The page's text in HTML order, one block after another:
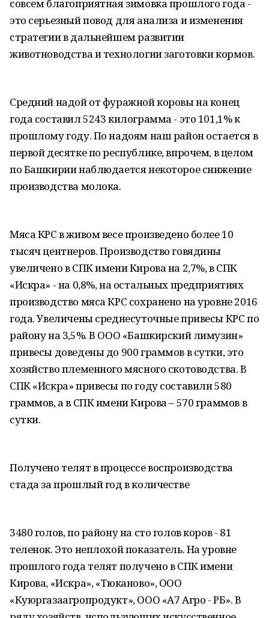
совсем благоприятная зимовка прошлого года -
это серьезный повод для анализа и изменения
стратегии в дальнейшем развитии
животноводства и технологии заготовки кормов.
Средний надой от фуражной коровы на конец
года составил 5243 килограмма - это 101,1% к
прошлому году. По надоям наш район остается в
первой десятке по республике, впрочем, в целом
по Башкирии наблюдается некоторое снижение
производства молока.
Мяса КРС в живом весе произведено более 10
тысяч центнеров. Производство говядины
увеличено в СПК имени Кирова на 2,7%, в СПК
«Искра» - на 0,8%, на остальных предприятиях
производство мяса КРС сохранено на уровне 2016
года. Увеличены среднесуточные привесы КРС по
району на 3,5%. В ООО «Башкирский лимузин»
привесы доведены до 900 граммов в сутки, это
хозяйство племенного мясного скотоводства. В
СПК «Искра» привесы по году составили 580
граммов, а в СПК имени Кирова – 570 граммов в
сутки.
Получено телят в процессе воспроизводства
стада за прошлый год в количестве
3480 голов, по району на сто голов коров - 81
теленок. Это неплохой показатель. На уровне
прошлого года телят получено в СПК имени
Кирова, «Искра», «Тюканово», ООО
«Куюргазаагропродукт», ООО «А7 Агро - РБ». В